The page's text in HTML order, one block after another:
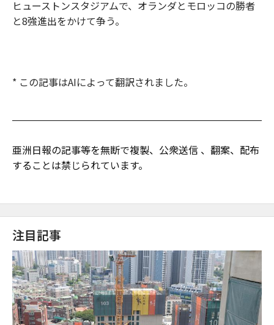
ヒューストンスタジアムで、オランダとモロッコの勝者
と8強進出をかけて争う。
* この記事はAIによって翻訳されました。
亜洲日報の記事等を無断で複製、公衆送信 、翻案、配布
することは禁じられています。
注目記事